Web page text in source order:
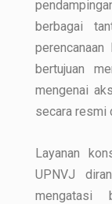
berbagai
bertujuan
mengenai
secara resmi
Layanan
UPNVJ
mengatasi